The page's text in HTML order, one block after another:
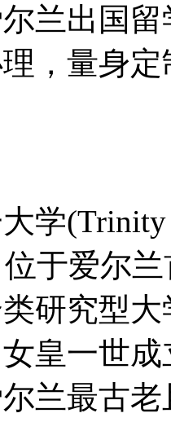
兰出国
，量身
学
于爱尔
研究型
皇一世
兰最古